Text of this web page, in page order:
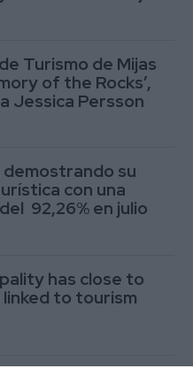
Turismo de Mijas
of the Rocks’,
Jessica Persson
demostrando su
con una
92,26% en julio
has close to
to tourism